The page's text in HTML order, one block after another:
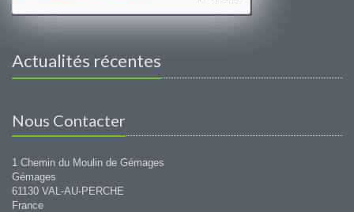
Actualités récentes
Nous Contacter
1 Chemin du Moulin de Gémages
Gémages
61130 VAL-AU-PERCHE
France